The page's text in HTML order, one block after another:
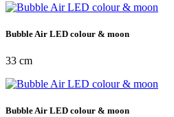
Bubble Air LED colour & moon
33 cm
Bubble Air LED colour & moon